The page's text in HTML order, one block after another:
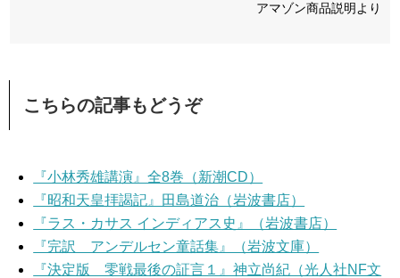
アマゾン商品説明より
こちらの記事もどうぞ
『小林秀雄講演』全8巻（新潮CD）
『昭和天皇拝謁記』田島道治（岩波書店）
『ラス・カサス インディアス史』（岩波書店）
『完訳 アンデルセン童話集』（岩波文庫）
『決定版 零戦最後の証言１』神立尚紀（光人社NF文